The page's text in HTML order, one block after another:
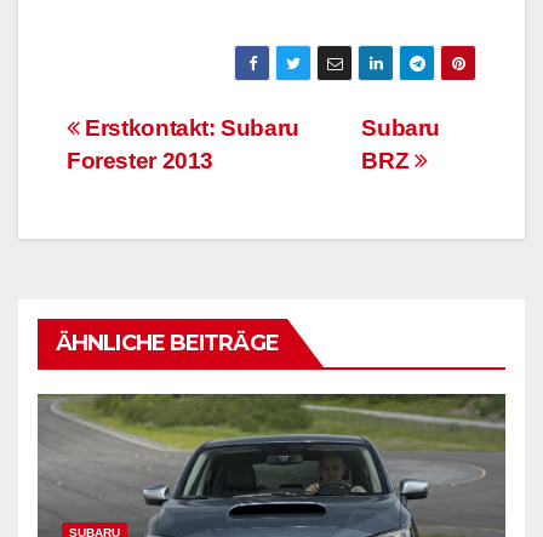
Beitrags-
Navigation
Subaru
BRZ
Erstkontakt: Subaru
Forester 2013
ÄHNLICHE BEITRÄGE
SUBARU